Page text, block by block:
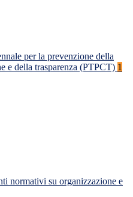
per la prevenzione della
e della trasparenza (PTPCT) 1
normativi su organizzazione e